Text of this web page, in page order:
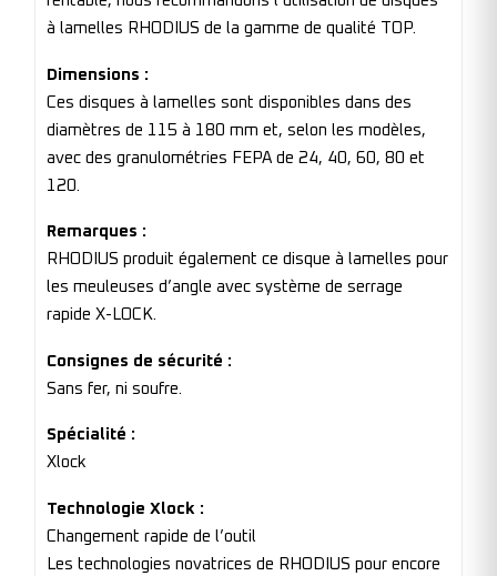
à lamelles RHODIUS de la gamme de qualité TOP.
Dimensions :
Ces disques à lamelles sont disponibles dans des
diamètres de 115 à 180 mm et, selon les modèles,
avec des granulométries FEPA de 24, 40, 60, 80 et
120.
Remarques :
RHODIUS produit également ce disque à lamelles pour
les meuleuses d’angle avec système de serrage
rapide X-LOCK.
Consignes de sécurité :
Sans fer, ni soufre.
Spécialité :
Xlock
Technologie Xlock :
Changement rapide de l’outil
Les technologies novatrices de RHODIUS pour encore